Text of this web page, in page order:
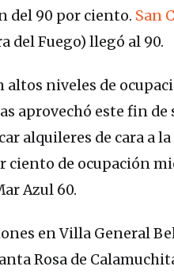
del 90 por ciento. San
del Fuego) llegó al 90.
niveles de
aprovechó este fin
alquileres de cara a
ciento de ocupación
Azul 60.
en Villa General
Rosa de